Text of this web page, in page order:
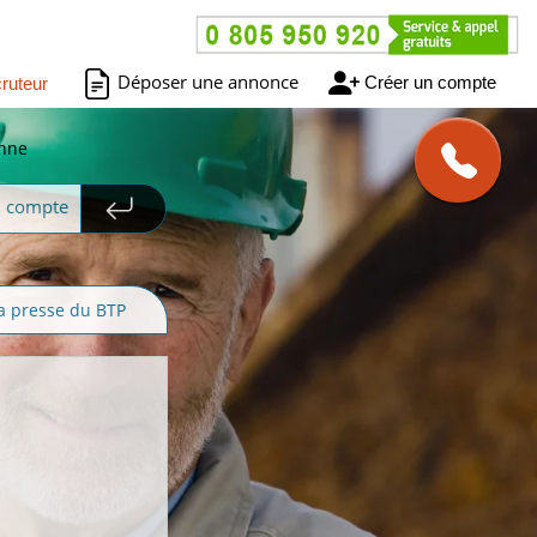
Déposer une annonce Créer un compte
compte
presse du BTP